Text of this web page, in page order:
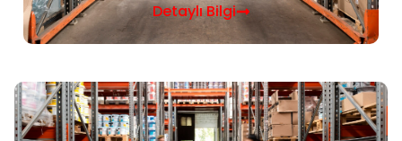
Detaylı Bilgi